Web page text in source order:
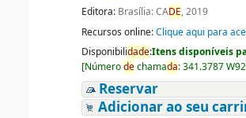
Editora: Brasília: CADE, 2019
Recursos online:Clique aqui para
Disponibilidade:Itens disponíveis
[Númerodechamada:341.3787
Reservar
Adicionar ao seu